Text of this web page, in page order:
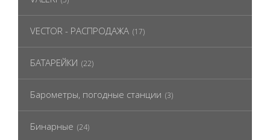
VECTOR - РАСПРОДАЖА (17)
БАТАРЕЙКИ (22)
Барометры, погодные станции (3)
Бинарные (24)